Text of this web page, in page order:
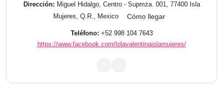
Dirección: Miguel Hidalgo, Centro - Supmza. 001, 77400 Isla
Mujeres, Q.R., Mexico
Cómo llegar
Teléfono: +52 998 104 7643
https://www.facebook.com/lolavalentinaislamujeres/